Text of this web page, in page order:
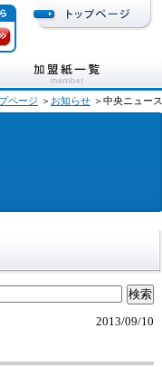
ページ ＞ お知らせ ＞中央ニュース
2013/09/10